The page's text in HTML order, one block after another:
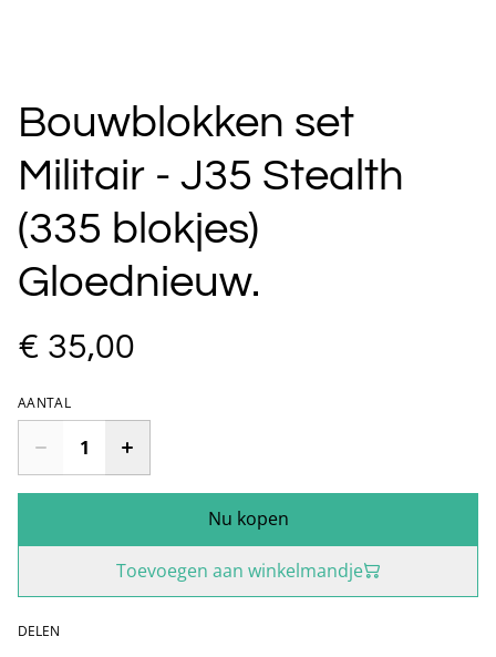
Bouwblokken set
Militair - J35 Stealth
(335 blokjes)
Gloednieuw.
€ 35,00
AANTAL
Nu kopen
Toevoegen aan winkelmandje
DELEN